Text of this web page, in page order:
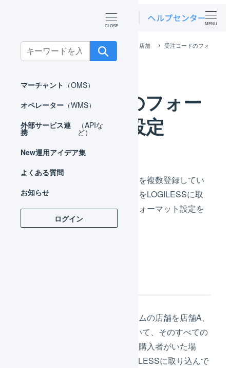
Search
for:
マーチャント （OMS）
オペレーター （WMS）
外部サービス連
携
（APIな
ど）
New運用アイデア集
よくある質問
お知らせ
ログイン
MENU
マーチャント 基本設定 店舗
受注コードのフォ
ーマット設定
受注コードのフォー
マット設定
特定のプラットフォームの店舗を複数登録してい
る場合、店舗にまたがった注文をLOGILESSに取
り込むために、受注コードのフォーマット設定を
する必要があります。
例えば、特定のプラットフォームの店舗を店舗A、
店舗B、店舗Cと複数運営していて、そのすべての
店舗で商品をそれぞれ購入した購入者がいた場
合、そのうち店舗AのみをLOGILESSに取り込んで